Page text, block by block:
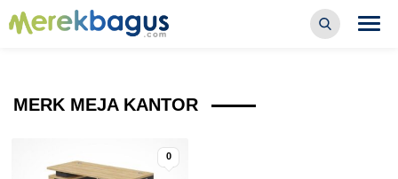
MERK MEJA KANTOR
0